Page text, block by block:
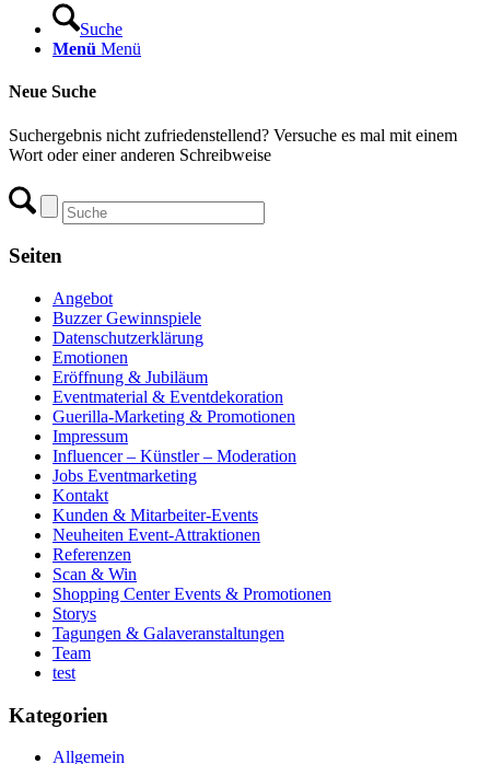
Suche
Menü Menü
Neue Suche
Suchergebnis nicht zufriedenstellend? Versuche es mal mit einem
Wort oder einer anderen Schreibweise
Seiten
Angebot
Buzzer Gewinnspiele
Datenschutzerklärung
Emotionen
Eröffnung & Jubiläum
Eventmaterial & Eventdekoration
Guerilla-Marketing & Promotionen
Impressum
Influencer – Künstler – Moderation
Jobs Eventmarketing
Kontakt
Kunden & Mitarbeiter-Events
Neuheiten Event-Attraktionen
Referenzen
Scan & Win
Shopping Center Events & Promotionen
Storys
Tagungen & Galaveranstaltungen
Team
test
Kategorien
Allgemein